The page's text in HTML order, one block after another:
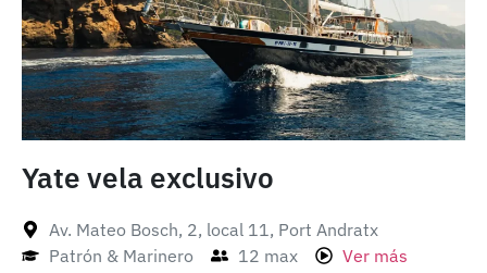
Yate vela exclusivo
Av. Mateo Bosch, 2, local 11, Port Andratx
Patrón & Marinero
12 max Ver más